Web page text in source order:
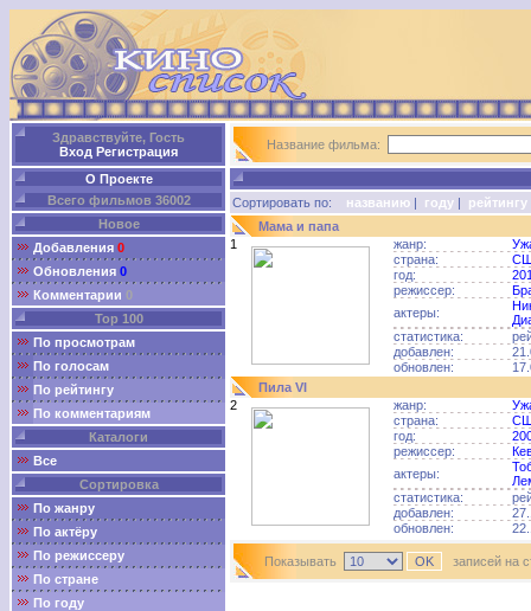
Здравствуйте, Гость
Вход Регистрация
О Проекте
Всего фильмов 36002
Новое
Добавления 0
Обновления 0
Комментарии 0
Top 100
По просмотрам
По голосам
По рейтингу
По комментариям
Каталоги
Все
Сортировка
По жанру
По актёру
По режиссеру
По стране
По году
Название фильма:
Сортировать по: названию | году | рейтингу
Мама и папа
1
жанр:
страна:
год:
режиссер:
актеры:
статистика:
добавлен:
обновлен:
Пила VI
2
жанр:
страна:
год:
режиссер:
актеры:
статистика:
добавлен:
обновлен:
Показывать записей на